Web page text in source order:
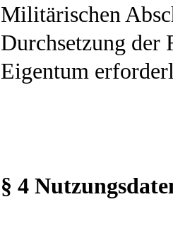
Militärischen
Durchsetzung der
Eigentum
§ 4